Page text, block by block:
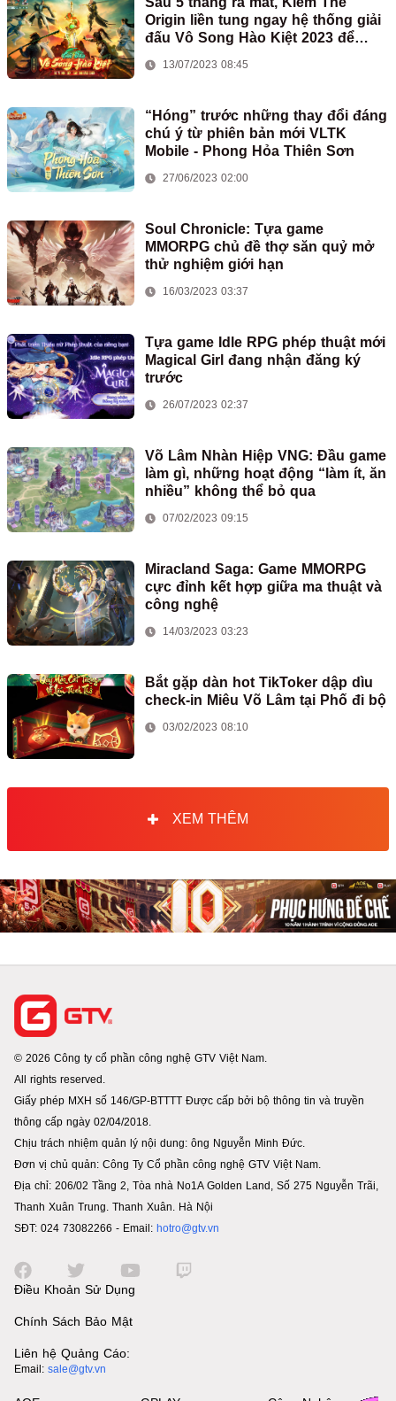
Origin liền tung ngay hệ thống giải
đấu Vô Song Hào Kiệt 2023 để
13/07/2023 08:45
“Hóng” trước những thay đổi đáng
chú ý từ phiên bản mới VLTK
Mobile - Phong Hỏa Thiên Sơn
27/06/2023 02:00
Soul Chronicle: Tựa game
MMORPG chủ đề thợ săn quỷ mở
thử nghiệm giới hạn
16/03/2023 03:37
Tựa game Idle RPG phép thuật mới
Magical Girl đang nhận đăng ký
trước
26/07/2023 02:37
Võ Lâm Nhàn Hiệp VNG: Đầu game
làm gì, những hoạt động “làm ít, ăn
nhiều” không thể bỏ qua
07/02/2023 09:15
Miracland Saga: Game MMORPG
cực đỉnh kết hợp giữa ma thuật và
công nghệ
14/03/2023 03:23
Bắt gặp dàn hot TikToker dập dìu
check-in Miêu Võ Lâm tại Phố đi bộ
03/02/2023 08:10
XEM THÊM
© 2026 Công ty cổ phần công nghệ GTV Việt Nam.
All rights reserved.
Giấy phép MXH số 146/GP-BTTTT Được cấp bởi bộ thông tin và truyền
thông cấp ngày 02/04/2018.
Chịu trách nhiệm quản lý nội dung: ông Nguyễn Minh Đức.
Đơn vị chủ quản: Công Ty Cổ phần công nghệ GTV Việt Nam.
Địa chỉ: 206/02 Tầng 2, Tòa nhà No1A Golden Land, Số 275 Nguyễn Trãi,
Thanh Xuân Trung. Thanh Xuân. Hà Nội
SĐT: 024 73082266 - Email: hotro@gtv.vn
Điều Khoản Sử Dụng
Chính Sách Bảo Mật
Liên hệ Quảng Cáo:
Email: sale@gtv.vn